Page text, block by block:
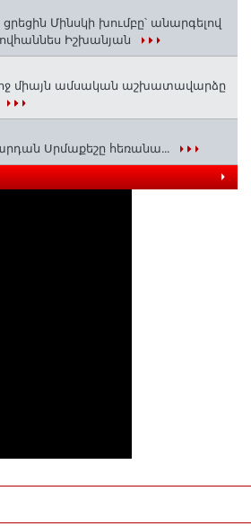
ցրեցին Մինսկի խումբը՝ անարգելով
Իշխանյան
միայն ամսական աշխատավարձը
Սրմաքեշը հեռանա․․․